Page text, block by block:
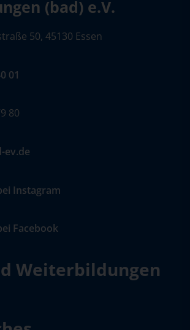
(bad) e.V.
50, 45130 Essen
01
80
ev.de
Instagram
Facebook
Weiterbildungen